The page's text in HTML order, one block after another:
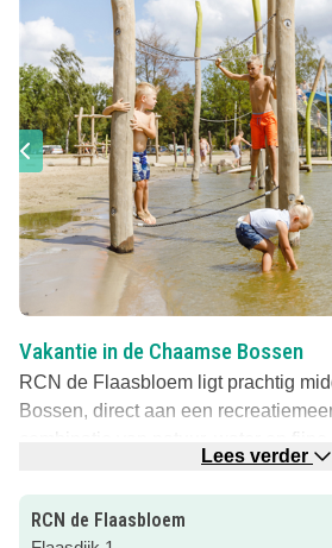
Vakantie in de Chaamse Bossen
RCN de Flaasbloem ligt prachtig
Bossen, direct aan een
vakantiepark dé plek voor een
in Brabant.
Lees verder
RCN de Flaasbloem